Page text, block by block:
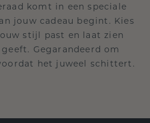
komt in een speciale
jouw cadeau begint. Kies
stijl past en laat zien
Gegarandeerd om
het juweel schittert.